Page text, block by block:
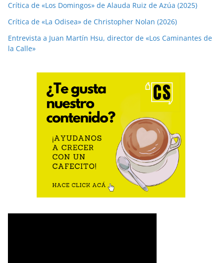
Crítica de «Los Domingos» de Alauda Ruiz de Azúa (2025)
Crítica de «La Odisea» de Christopher Nolan (2026)
Entrevista a Juan Martín Hsu, director de «Los Caminantes de
la Calle»